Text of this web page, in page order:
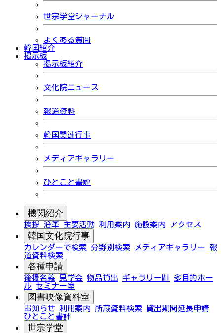
世宗学堂ジャーナル
よくある質問
韓国紹介
掲示板
掲示板紹介
文化院ニュース
報道資料
韓国関連行事
メディアギャラリー
ひとこと書評
機関紹介
挨拶 沿革 主要活動 利用案内 施設案内 アクセス
韓国文化院行事
カレンダーで検索 分野別検索 メディアギャラリー 報
道資料検索
各種申請
後援名義 見学会 物品貸出 ギャラリーMI
多目的ホー
ル セミナー室
図書映像資料室
お知らせ 利用案内 所蔵資料検索
貸出期間延長申請
ひとこと書評
世宗学堂